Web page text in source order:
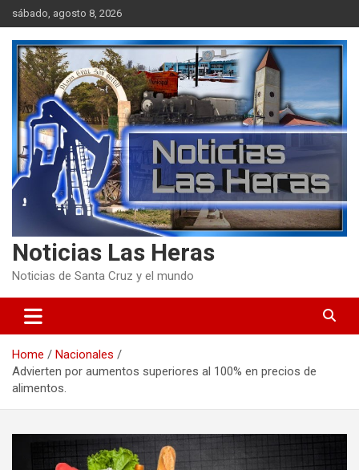
Skip
to
content
sábado, agosto 8, 2026
Noticias Las Heras
Noticias de Santa Cruz y el mundo
Home
Nacionales
Advierten por aumentos superiores al 100% en precios de
alimentos.